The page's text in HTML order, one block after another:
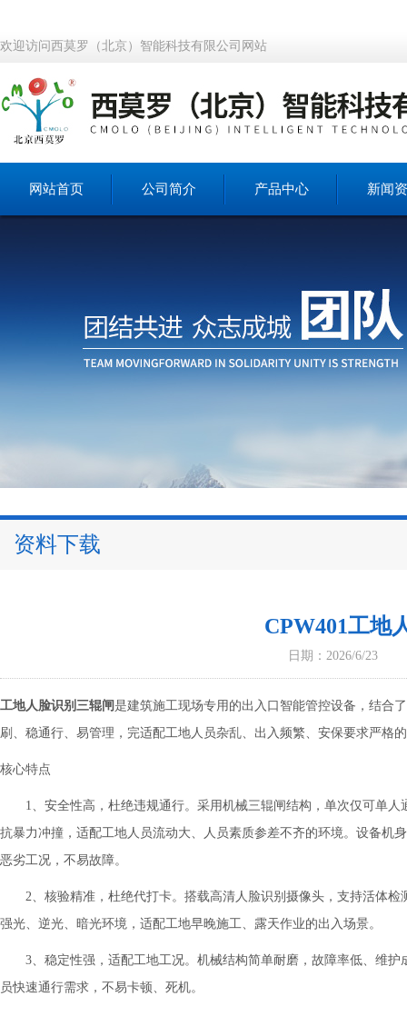
欢迎访问西莫罗（北京）智能科技有限公司网站
网站首页 公司简介 产品中心 新闻
资料下载
CPW401工地
日期：2026/6/23
工地人脸识别三辊闸是建筑施工现场专用的出入口智能管控设备，结合
刷、稳通行、易管理，完适配工地人员杂乱、出入频繁、安保要求严格
核心特点
1、安全性高，杜绝违规通行。采用机械三辊闸结构，单次仅可单人
抗暴力冲撞，适配工地人员流动大、人员素质参差不齐的环境。设备机
恶劣工况，不易故障。
2、核验精准，杜绝代打卡。搭载高清人脸识别摄像头，支持活体检
强光、逆光、暗光环境，适配工地早晚施工、露天作业的出入场景。
3、稳定性强，适配工地工况。机械结构简单耐磨，故障率低、维护
员快速通行需求，不易卡顿、死机。